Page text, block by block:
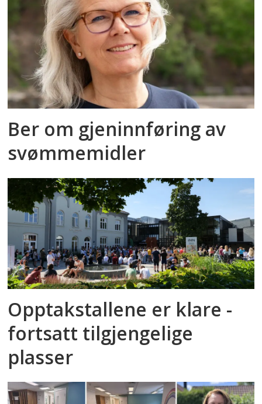
Ber om gjeninnføring av
svømmemidler
Opptakstallene er klare -
fortsatt tilgjengelige
plasser